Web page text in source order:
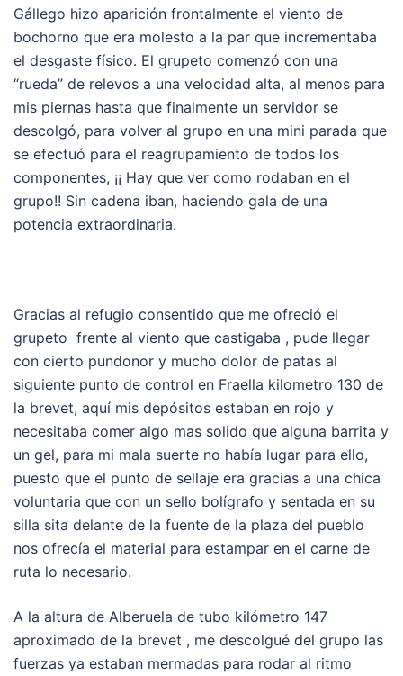
Gállego hizo aparición frontalmente el viento de
bochorno que era molesto a la par que incrementaba
el desgaste físico. El grupeto comenzó con una
“rueda” de relevos a una velocidad alta, al menos para
mis piernas hasta que finalmente un servidor se
descolgó, para volver al grupo en una mini parada que
se efectuó para el reagrupamiento de todos los
componentes, ¡¡ Hay que ver como rodaban en el
grupo!! Sin cadena iban, haciendo gala de una
potencia extraordinaria.
Gracias al refugio consentido que me ofreció el
grupeto frente al viento que castigaba , pude llegar
con cierto pundonor y mucho dolor de patas al
siguiente punto de control en Fraella kilometro 130 de
la brevet, aquí mis depósitos estaban en rojo y
necesitaba comer algo mas solido que alguna barrita y
un gel, para mi mala suerte no había lugar para ello,
puesto que el punto de sellaje era gracias a una chica
voluntaria que con un sello bolígrafo y sentada en su
silla sita delante de la fuente de la plaza del pueblo
nos ofrecía el material para estampar en el carne de
ruta lo necesario.
A la altura de Alberuela de tubo kilómetro 147
aproximado de la brevet , me descolgué del grupo las
fuerzas ya estaban mermadas para rodar al ritmo